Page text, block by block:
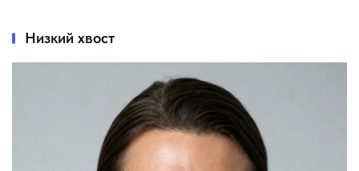
Низкий хвост